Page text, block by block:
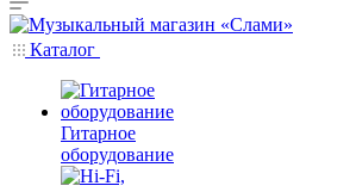
Каталог
Гитарное
оборудование